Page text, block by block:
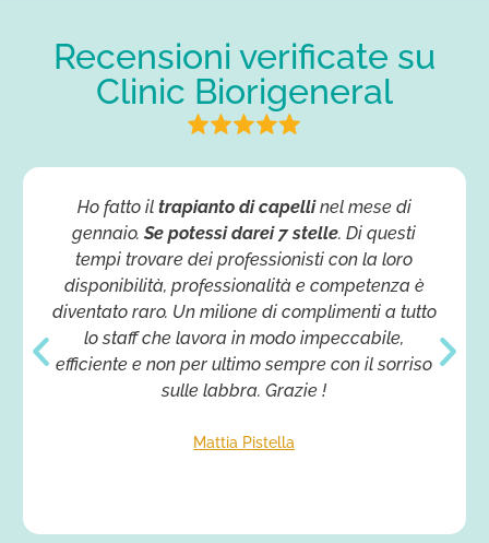
Recensioni verificate su
Clinic Biorigeneral
Ho fatto il trapianto di capellinel mese di
gennaio.Se potessi darei 7 stelle. Di questi
tempi trovare dei professionisti con la loro
disponibilità, professionalità e competenza è
diventato raro. Un milione di complimenti a tutto
lo staff che lavora in modo impeccabile,
efficiente e non per ultimo sempre con il sorriso
sulle labbra. Grazie !
Mattia Pistella